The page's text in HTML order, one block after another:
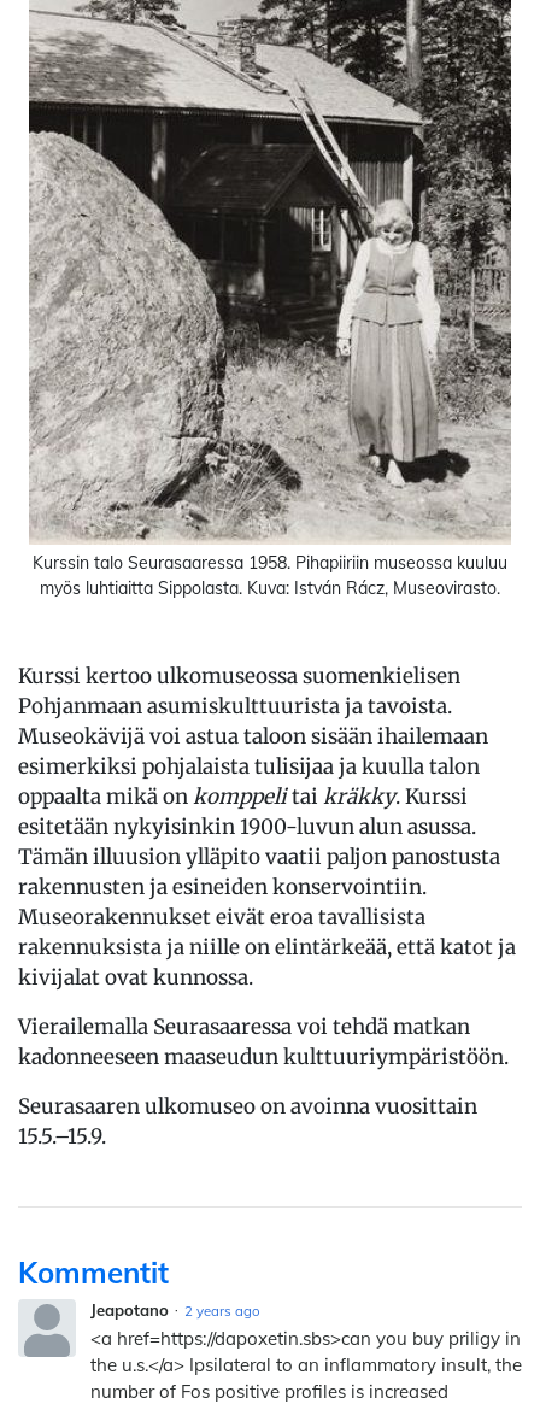
Kurssin talo Seurasaaressa 1958. Pihapiiriin museossa kuuluu
myös luhtiaitta Sippolasta. Kuva: István Rácz, Museovirasto.
Kurssi kertoo ulkomuseossa suomenkielisen
Pohjanmaan asumiskulttuurista ja tavoista.
Museokävijä voi astua taloon sisään ihailemaan
esimerkiksi pohjalaista tulisijaa ja kuulla talon
oppaalta mikä onkomppelitai kräkky. Kurssi
esitetään nykyisinkin 1900-luvun alun asussa.
Tämän illuusion ylläpito vaatii paljon panostusta
rakennusten ja esineiden konservointiin.
Museorakennukset eivät eroa tavallisista
rakennuksista ja niille on elintärkeää, että katot ja
kivijalat ovat kunnossa.
Vierailemalla Seurasaaressa voi tehdä matkan
kadonneeseen maaseudun kulttuuriympäristöön.
Seurasaaren ulkomuseo on avoinna vuosittain
15.5.–15.9.
Kommentit
Jeapotano 2 years ago
<a href=https://dapoxetin.sbs>can you buy priligy in
the u.s.</a> Ipsilateral to an inflammatory insult, the
number of Fos positive profiles is increased